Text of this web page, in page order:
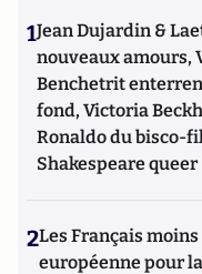
1Jean Dujardin &
nouveaux amours,
Benchetrit
fond, Victoria
Ronaldo du bisco-
Shakespeare queer
2Les Français
européenne pour